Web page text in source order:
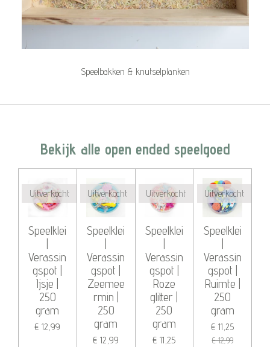
Speelbakken & knutselplanken
Bekijk alle open ended speelgoed
Uitverkocht
Speelklei
Verassin
gspot |
Ijsje |
250
gram
€ 12,99
Uitverkocht
Speelklei
Verassin
gspot |
Zeemee
rmin |
250
gram
€ 12,99
Uitverkocht
Speelklei
Verassin
gspot |
Roze
glitter |
250
gram
€ 11,25
Uitverkocht
Speelklei
Verassin
gspot |
Ruimte |
250
gram
€ 11,25
€ 12,99